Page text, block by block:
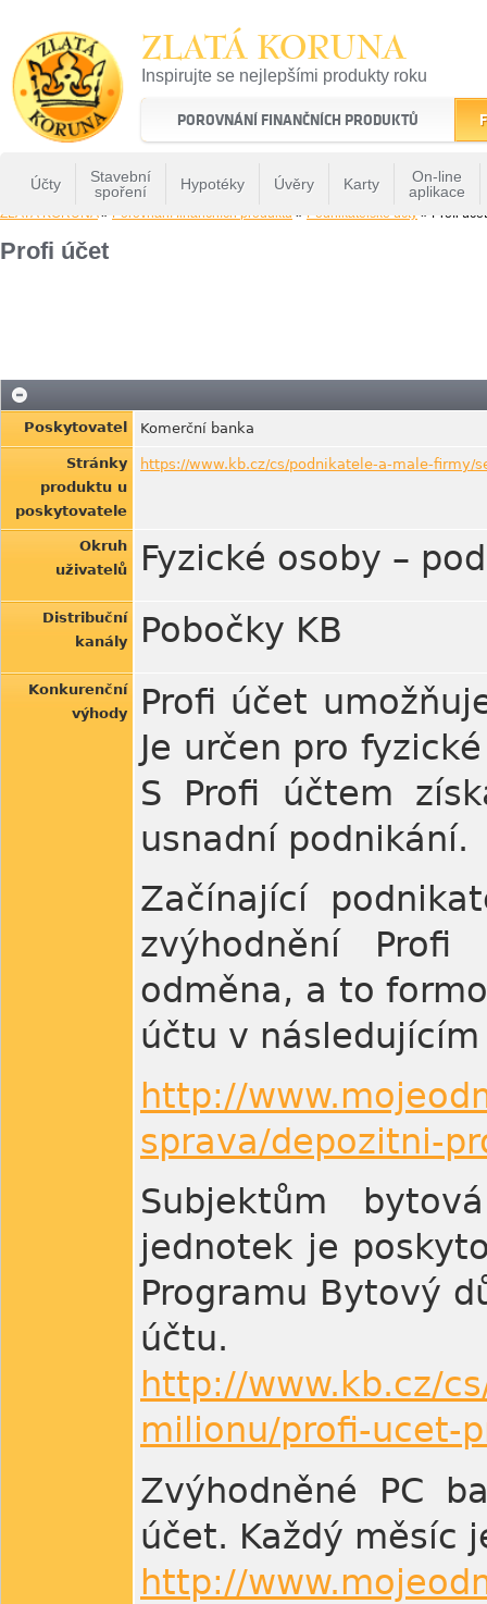
ZLATÁ KORUNA
Inspirujte se nejlepšími produkty roku
22 let tradice a kvality na finančním trhu
POROVNÁNÍ FINANČNÍCH PRODUKTŮ
Účty
Stavební
spoření
Hypotéky Úvěry Karty
On-line
aplikace
ZLATÁ KORUNA» Porovnání finančních produktů » Podnikatelské účty » Profi účet
Profi účet
Poskytovatel Komerční banka
Stránky
produktu u
poskytovatele
https://www.kb.cz/cs/podnikatele-a-male-firmy/
Okruh
uživatelů
Fyzické osoby –
Distribuční
kanály
Pobočky KB
Konkurenční
výhody
Profi účet
Je určen pro
S Profi účtem
usnadní podnikání.
Začínající
zvýhodnění
odměna, a to
účtu v
http://
sprava/depozitni-
Subjektům
jednotek je
Programu Bytový
účtu.
http://www.kb.cz/
milionu/profi-ucet-
Zvýhodněné PC
účet. Každý měsíc
http://